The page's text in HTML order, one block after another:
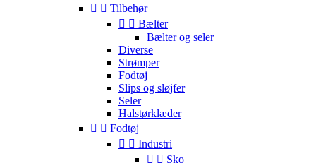
  Tilbehør
  Bælter
Bælter og seler
Diverse
Strømper
Fodtøj
Slips og sløjfer
Seler
Halstørklæder
  Fodtøj
  Industri
  Sko